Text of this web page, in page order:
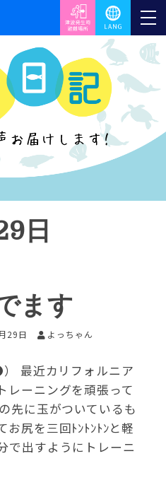
日
ます
29日 よっちゃん
最近カリフォルニア
レーニングを頑張って
先に玉がついているも
お尻を三回ﾄﾝﾄﾝﾄﾝと軽
で出すようにトレーニ